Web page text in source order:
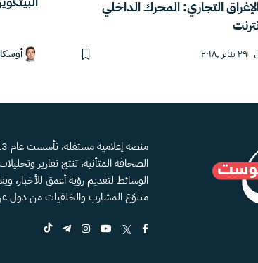
التجاري: المحرك الداخلي
٢٩ يناير ,٢٠١٨
الصحافة المتأنية، تنتج تقارير
الوسائط لتقديم رؤية أعمق للأخبار،
متنوّع المشارب والخلفيات من دول